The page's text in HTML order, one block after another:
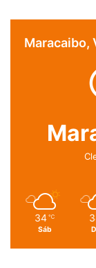
Maracaibo,
34 ℃
Sáb